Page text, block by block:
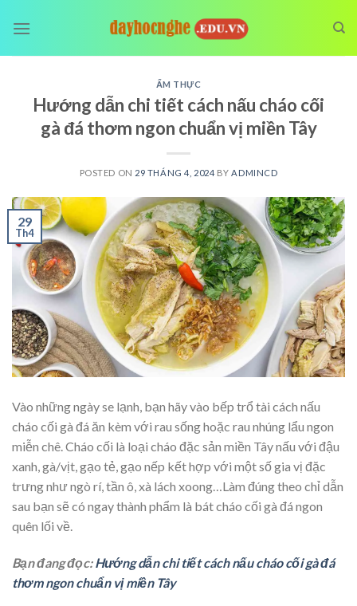
ẨM THỰC
Hướng dẫn chi tiết cách nấu cháo cối
gà đá thơm ngon chuẩn vị miền Tây
POSTED ON 29 THÁNG 4, 2024 BY ADMINCD
29
Th4
Vào những ngày se lạnh, bạn hãy vào bếp trổ tài cách nấu
cháo cối gà đá ăn kèm với rau sống hoặc rau nhúng lẩu ngon
miễn chê. Cháo cối là loại cháo đặc sản miền Tây nấu với đậu
xanh, gà/vịt, gạo tẻ, gạo nếp kết hợp với một số gia vị đặc
trưng như ngò rí, tần ô, xà lách xoong…Làm đúng theo chỉ dẫn
sau bạn sẽ có ngay thành phẩm là bát cháo cối gà đá ngon
quên lối về.
Bạn đang đọc:Hướng dẫn chi tiết cách nấu cháo cối gà đá
thơm ngon chuẩn vị miền Tây